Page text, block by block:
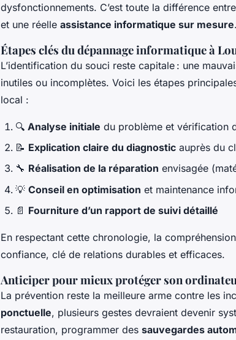
dysfonctionnements. C’est toute la différence
et une réelle assistance informatique sur mesure.
Étapes clés du dépannage informatique à
L’identification du souci reste capitale : une
inutiles ou incomplètes. Voici les étapes
local :
🔍 Analyse initiale du problème et vérification
📝 Explication claire du diagnostic auprès du
🔧 Réalisation de la réparation envisagée
💡 Conseil en optimisation et maintenance
📄 Fourniture d’un rapport de suivi détaillé
En respectant cette chronologie, la
confiance, clé de relations durables et efficaces.
Anticiper pour mieux protéger son
La prévention reste la meilleure arme contre les
ponctuelle, plusieurs gestes devraient devenir
restauration, programmer des sauvegardes